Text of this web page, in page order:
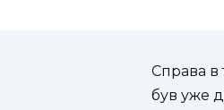
Справа в
був уже